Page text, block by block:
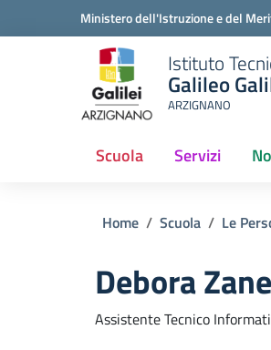
Ministero dell'Istruzione e del
Istituto
Galileo
ARZIGNANO
Scuola Servizi
Home Scuola Le
Debora
Assistente Tecnico